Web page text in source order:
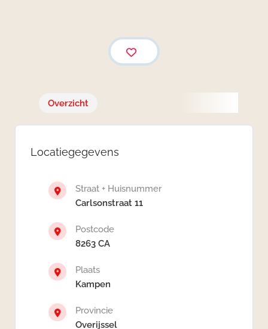
Overzicht
Locatiegegevens
Straat + Huisnummer
Carlsonstraat 11
Postcode
8263 CA
Plaats
Kampen
Provincie
Overijssel